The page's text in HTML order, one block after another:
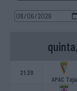
21:30
APAC